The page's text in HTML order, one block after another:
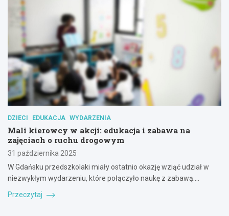
DZIECI EDUKACJA WYDARZENIA
Mali kierowcy w akcji: edukacja i zabawa na
zajęciach o ruchu drogowym
31 października 2025
W Gdańsku przedszkolaki miały ostatnio okazję wziąć udział w
niezwykłym wydarzeniu, które połączyło naukę z zabawą.…
Przeczytaj